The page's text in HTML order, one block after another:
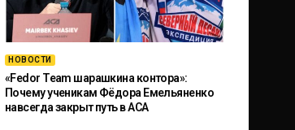
НОВОСТИ
«Fedor Team шарашкина контора»:
Почему ученикам Фёдора Емельяненко
навсегда закрыт путь в ACA